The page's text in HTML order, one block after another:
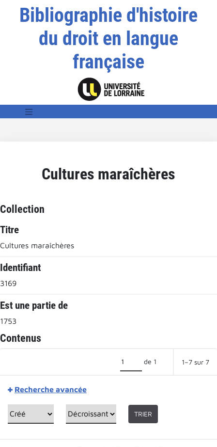
Bibliographie d'histoire
du droit en langue
française
Cultures maraîchères
Collection
Titre
Cultures maraîchères
Identifiant
3169
Est une partie de
1753
Contenus
de 1 1–7 sur 7
Recherche avancée
TRIER